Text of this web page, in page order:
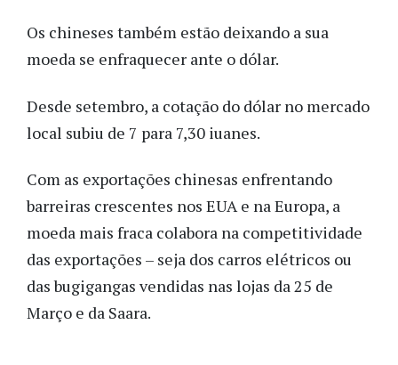
Os chineses também estão deixando a sua
moeda se enfraquecer ante o dólar.
Desde setembro, a cotação do dólar no mercado
local subiu de 7 para 7,30 iuanes.
Com as exportações chinesas enfrentando
barreiras crescentes nos EUA e na Europa, a
moeda mais fraca colabora na competitividade
das exportações – seja dos carros elétricos ou
das bugigangas vendidas nas lojas da 25 de
Março e da Saara.